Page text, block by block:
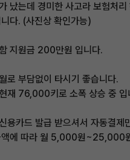
났는데 경미한 사고라 보험처
다. (사진상 확인가능)
지원금 200만원 입니다.
로 부담없이 타시기 좋습니다.
재 76,000키로 소폭 상승 중 입
용카드 발급 받으셔서 자동결제
액에 따라 월 5,000원~25,000